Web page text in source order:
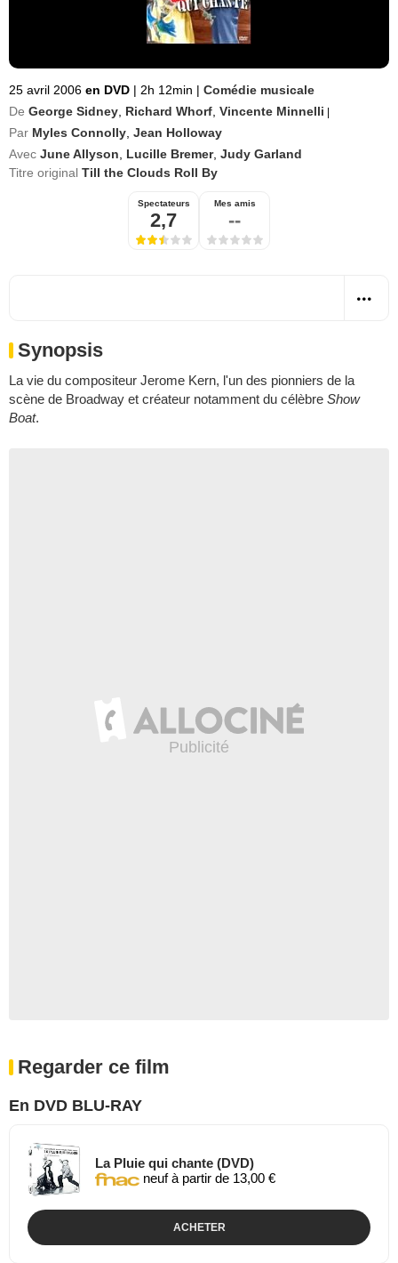
25 avril 2006 en DVD | 2h 12min | Comédie musicale
De George Sidney Richard Whorf Vincente Minnelli
Par Myles Connolly Jean Holloway
Avec June Allyson Lucille Bremer, Judy Garland
Titre original Till the Clouds Roll By
Spectateurs
2,7
Mes amis
--
Synopsis
La vie du compositeur Jerome Kern, l'un des pionniers de la
scène de Broadway et créateur notamment du célèbre Show
Boat.
Regarder ce film
En DVD BLU-RAY
La Pluie qui chante (DVD)
neuf à partir de 13,00 €
ACHETER